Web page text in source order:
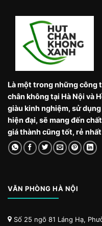
Là một trong những công
chân không tại Hà Nội và
giàu kinh nghiệm, sử
hiện đại, sẽ mang đến
giá thành cũng tốt, rẻ
VĂN PHÒNG HÀ NỘI
Số 25 ngõ 81 Láng Hạ,